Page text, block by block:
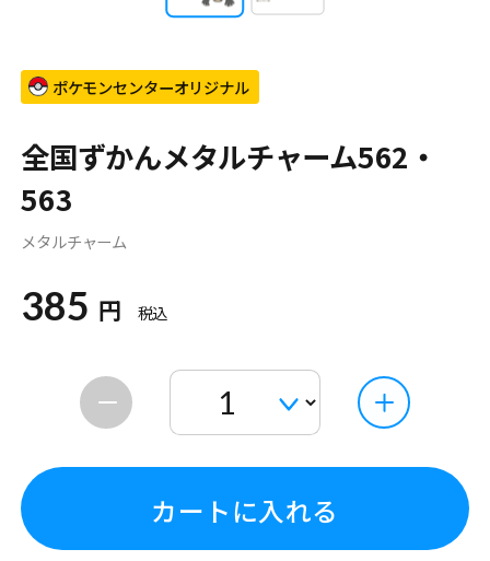
ポケモンセンターオリジナル
全国ずかんメタルチャーム562・
563
メタルチャーム
385 円 税込
カートに入れる